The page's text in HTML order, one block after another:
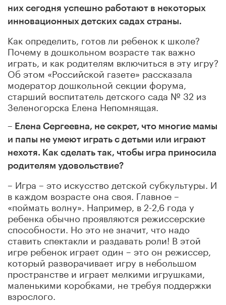
них сегодня успешно работают в некоторых
инновационных детских садах страны.
Как определить, готов ли ребенок к школе?
Почему в дошкольном возрасте так важно
играть, и как родителям включиться в эту игру?
Об этом «Российской газете» рассказала
модератор дошкольной секции форума,
старший воспитатель детского сада № 32 из
Зеленогорска Елена Непомнящая.
– Елена Сергеевна, не секрет, что многие мамы
и папы не умеют играть с детьми или играют
нехотя. Как сделать так, чтобы игра приносила
родителям удовольствие?
– Игра – это искусство детской субкультуры. И
в каждом возрасте она своя. Главное –
«поймать волну». Например, в 2-2,6 года у
ребенка обычно проявляются режиссерские
способности. Но это не значит, что надо
ставить спектакли и раздавать роли! В этой
игре ребенок играет один – это он режиссер,
который разворачивает игру в небольшом
пространстве и играет мелкими игрушками,
маленькими коробками, не требуя поддержки
взрослого.